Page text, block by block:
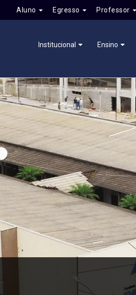
Aluno Egresso Professor
Institucional Ensino